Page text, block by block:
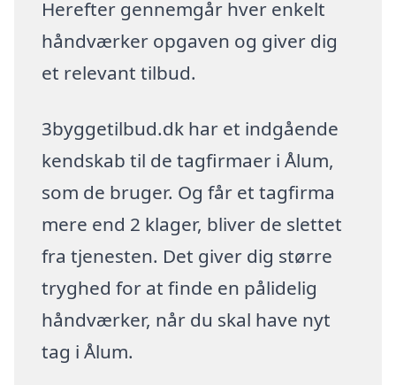
Herefter gennemgår hver enkelt
håndværker opgaven og giver dig
et relevant tilbud.
3byggetilbud.dk har et indgående
kendskab til de tagfirmaer i Ålum,
som de bruger. Og får et tagfirma
mere end 2 klager, bliver de slettet
fra tjenesten. Det giver dig større
tryghed for at finde en pålidelig
håndværker, når du skal have nyt
tag i Ålum.